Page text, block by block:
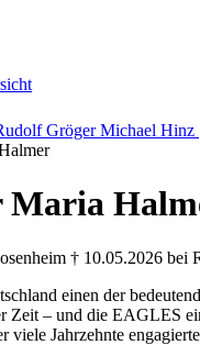
Gröger Michael Hinz
Maria
† 10.05.2026 bei
einen der
Zeit – und die EAGLES
viele Jahrzehnte